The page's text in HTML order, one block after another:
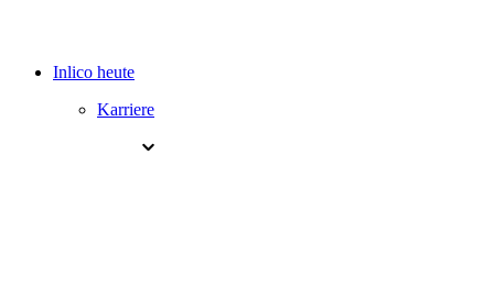
Inlico heute
Karriere